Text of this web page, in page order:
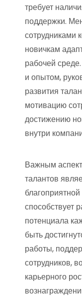
требует
поддержки.
сотрудниками
новичкам
рабочей
и опытом,
развития
мотивацию
достижению
внутри
Важным
талантов
способствует
потенциала
быть
работы,
сотрудников,
карьерного